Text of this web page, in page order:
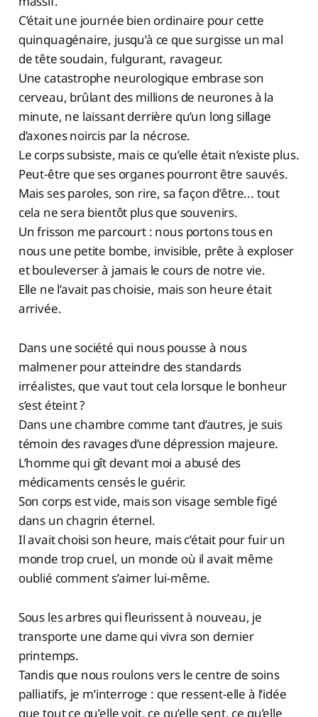
C’était une journée bien ordinaire pour cette
quinquagénaire, jusqu’à ce que surgisse un mal
de tête soudain, fulgurant, ravageur.
Une catastrophe neurologique embrase son
cerveau, brûlant des millions de neurones à la
minute, ne laissant derrière qu’un long sillage
d’axones noircis par la nécrose.
Le corps subsiste, mais ce qu’elle était n’existe plus.
Peut-être que ses organes pourront être sauvés.
Mais ses paroles, son rire, sa façon d’être... tout
cela ne sera bientôt plus que souvenirs.
Un frisson me parcourt : nous portons tous en
nous une petite bombe, invisible, prête à exploser
et bouleverser à jamais le cours de notre vie.
Elle ne l’avait pas choisie, mais son heure était
arrivée.
Dans une société qui nous pousse à nous
malmener pour atteindre des standards
irréalistes, que vaut tout cela lorsque le bonheur
s’est éteint ?
Dans une chambre comme tant d’autres, je suis
témoin des ravages d’une dépression majeure.
L’homme qui gît devant moi a abusé des
médicaments censés le guérir.
Son corps est vide, mais son visage semble figé
dans un chagrin éternel.
Il avait choisi son heure, mais c’était pour fuir un
monde trop cruel, un monde où il avait même
oublié comment s’aimer lui-même.
Sous les arbres qui fleurissent à nouveau, je
transporte une dame qui vivra son dernier
printemps.
Tandis que nous roulons vers le centre de soins
palliatifs, je m’interroge : que ressent-elle à l’idée
que tout ce qu’elle voit, ce qu’elle sent, ce qu’elle